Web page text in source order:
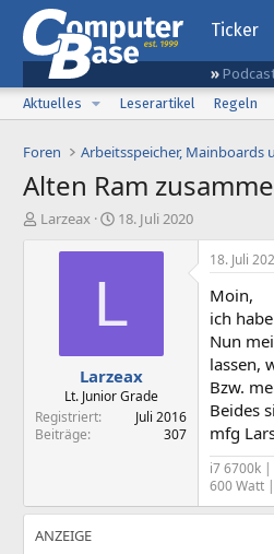
Ticker
Aktuelles
Leserartikel Regeln
Foren Arbeitsspeicher, Mainboards
Alten Ram
ELarzeax
E
s
l
t
a
m
18. Juli 2020
L
Larzeax
Lt. Junior Grade
Registriert
Juli 2016
Beiträge
307
18. Juli
Moin,
ich
Nun
lassen,
Bzw.
Beides
mfg
i7 6700k |
600 Watt